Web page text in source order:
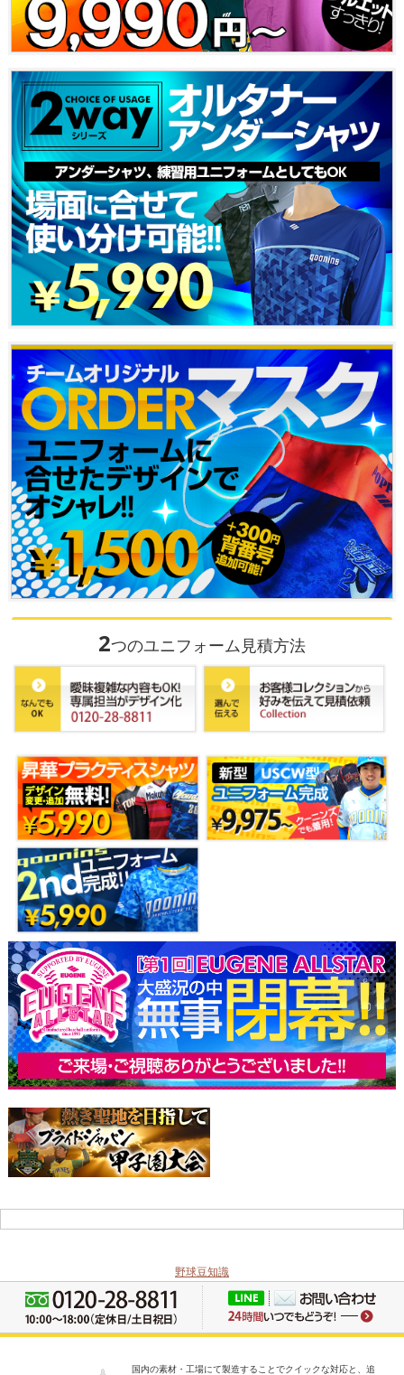
2つのユニフォーム見積方法
野球豆知識
国内の素材・工場にて製造することでクイックな対応と、追